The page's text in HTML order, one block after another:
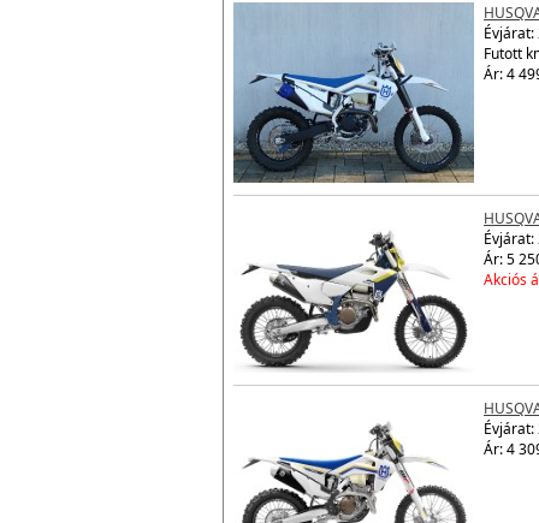
Évjárat:
Futott
Ár: 4
Évjárat:
Ár: 5
Akciós
Évjárat:
Ár: 4